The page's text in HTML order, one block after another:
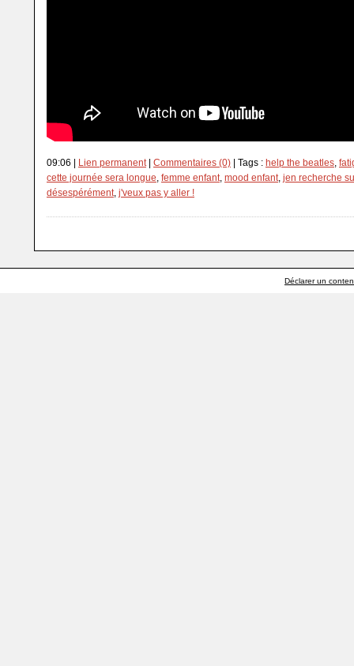
09:06 | Lien permanent| Commentaires (0) | Tags : help the beatles,
cette journée sera longue, femme enfant, mood enfant, jen recherche
désespérément, j'veux pas y aller !
Déclarer un